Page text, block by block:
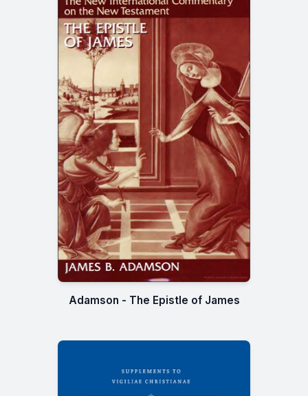
Adamson - The Epistle of James